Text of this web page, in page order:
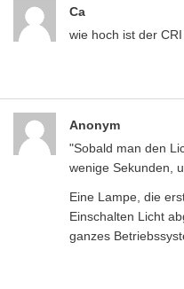
Ca
wie hoch ist der
Anonym
"Sobald man den
wenige Sekunden,
Eine Lampe, die
Einschalten Licht
ganzes